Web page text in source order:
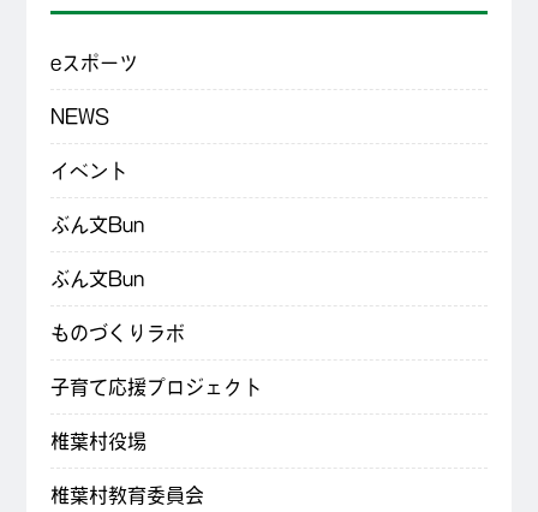
eスポーツ
NEWS
イベント
ぶん文Bun
ぶん文Bun
ものづくりラボ
子育て応援プロジェクト
椎葉村役場
椎葉村教育委員会